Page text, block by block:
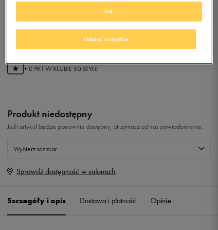
REEBOK ROYAL
TRANSPORT
złz Vat
+ 0 PKT W KLUBIE 50 STYLE
Produkt niedostępny
Jeśli artykuł będzie ponownie dostępny, otrzymasz od nas powiadomienie.
Wybierz rozmiar
Rozmiary EU
Sprawdź dostępność w salonach
Szczegóły i opis Dostawa i płatność Opinie
Odrzuć wszystkie
OK